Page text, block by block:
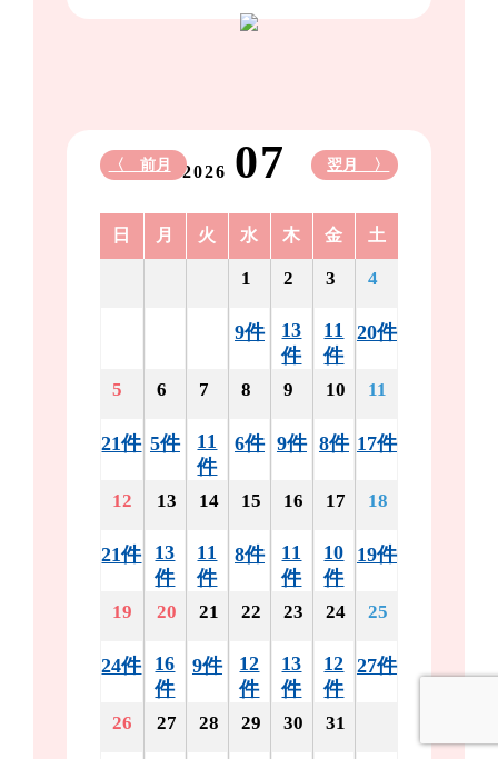
2026 07
〈 前月 翌月 〉
日 月 火 水 木 金 土
1
9件
2
13
件
3
11
件
4
20件
5
21件
6
5件
7
11
件
8
6件
9
9件
10
8件
11
17件
12
21件
13
13
件
14
11
件
15
8件
16
11
件
17
10
件
18
19件
19
24件
20
16
件
21
9件
22
12
件
23
13
件
24
12
件
25
27件
26 27 28 29 30 31